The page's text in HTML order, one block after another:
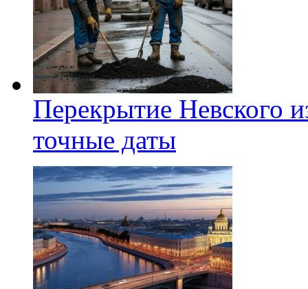
Перекрытие Невского
точные даты